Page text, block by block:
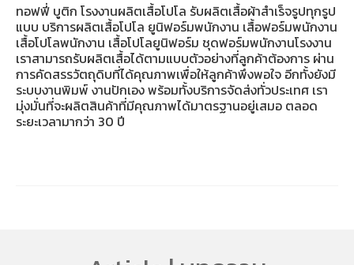
ทอฟฟี่ บูติก โรงงานผลิตเสื้อโปโล รับผลิตเสื้อผ้าสำเร็จรูปทุกรูป
แบบ บริการผลิตเสื้อโปโล ยูนิฟอร์มพนักงาน เสื้อฟอร์มพนักงาน
เสื้อโปโลพนักงาน เสื้อโปโลยูนิฟอร์ม ชุดฟอร์มพนักงานโรงงาน
เราสามารถรับผลิตเสื้อได้ตามแบบตัวอย่างที่ลูกค้าต้องการ ผ่าน
การคัดสรรวัตถุดิบที่ได้คุณภาพเพื่อให้ลูกค้าพึงพอใจ อีกทั้งยังมี
ระบบงานพิมพ์ งานปักเอง พร้อมทั้งบริการจัดส่งทั่วประเทศ เรา
มุ่งมั่นที่จะผลิตสินค้าที่มีคุณภาพได้มาตรฐานอยู่เสมอ ตลอด
ระยะเวลามากว่า 30 ปี